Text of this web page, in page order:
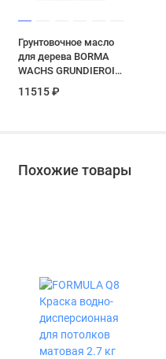
Грунтовочное масло
для дерева BORMA
WACHS GRUNDIEROIL
Палисандр 5 л
11515 ₽
Похожие товары